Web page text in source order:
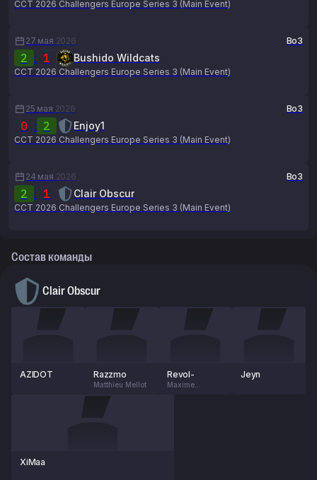
CCT 2026 Challengers Europe Series 3 (Main Event)
27 мая 2026 Bo3
2 : 1 Bushido Wildcats
CCT 2026 Challengers Europe Series 3 (Main Event)
25 мая 2026 Bo3
0 : 2 Enjoy1
CCT 2026 Challengers Europe Series 3 (Main Event)
24 мая 2026 Bo3
2 : 1 Clair Obscur
CCT 2026 Challengers Europe Series 3 (Main Event)
Состав команды
Clair Obscur
AZIDOT Razzmo
Matthieu Mellot
Revol-
Maxime
Jeyn
XiMaa